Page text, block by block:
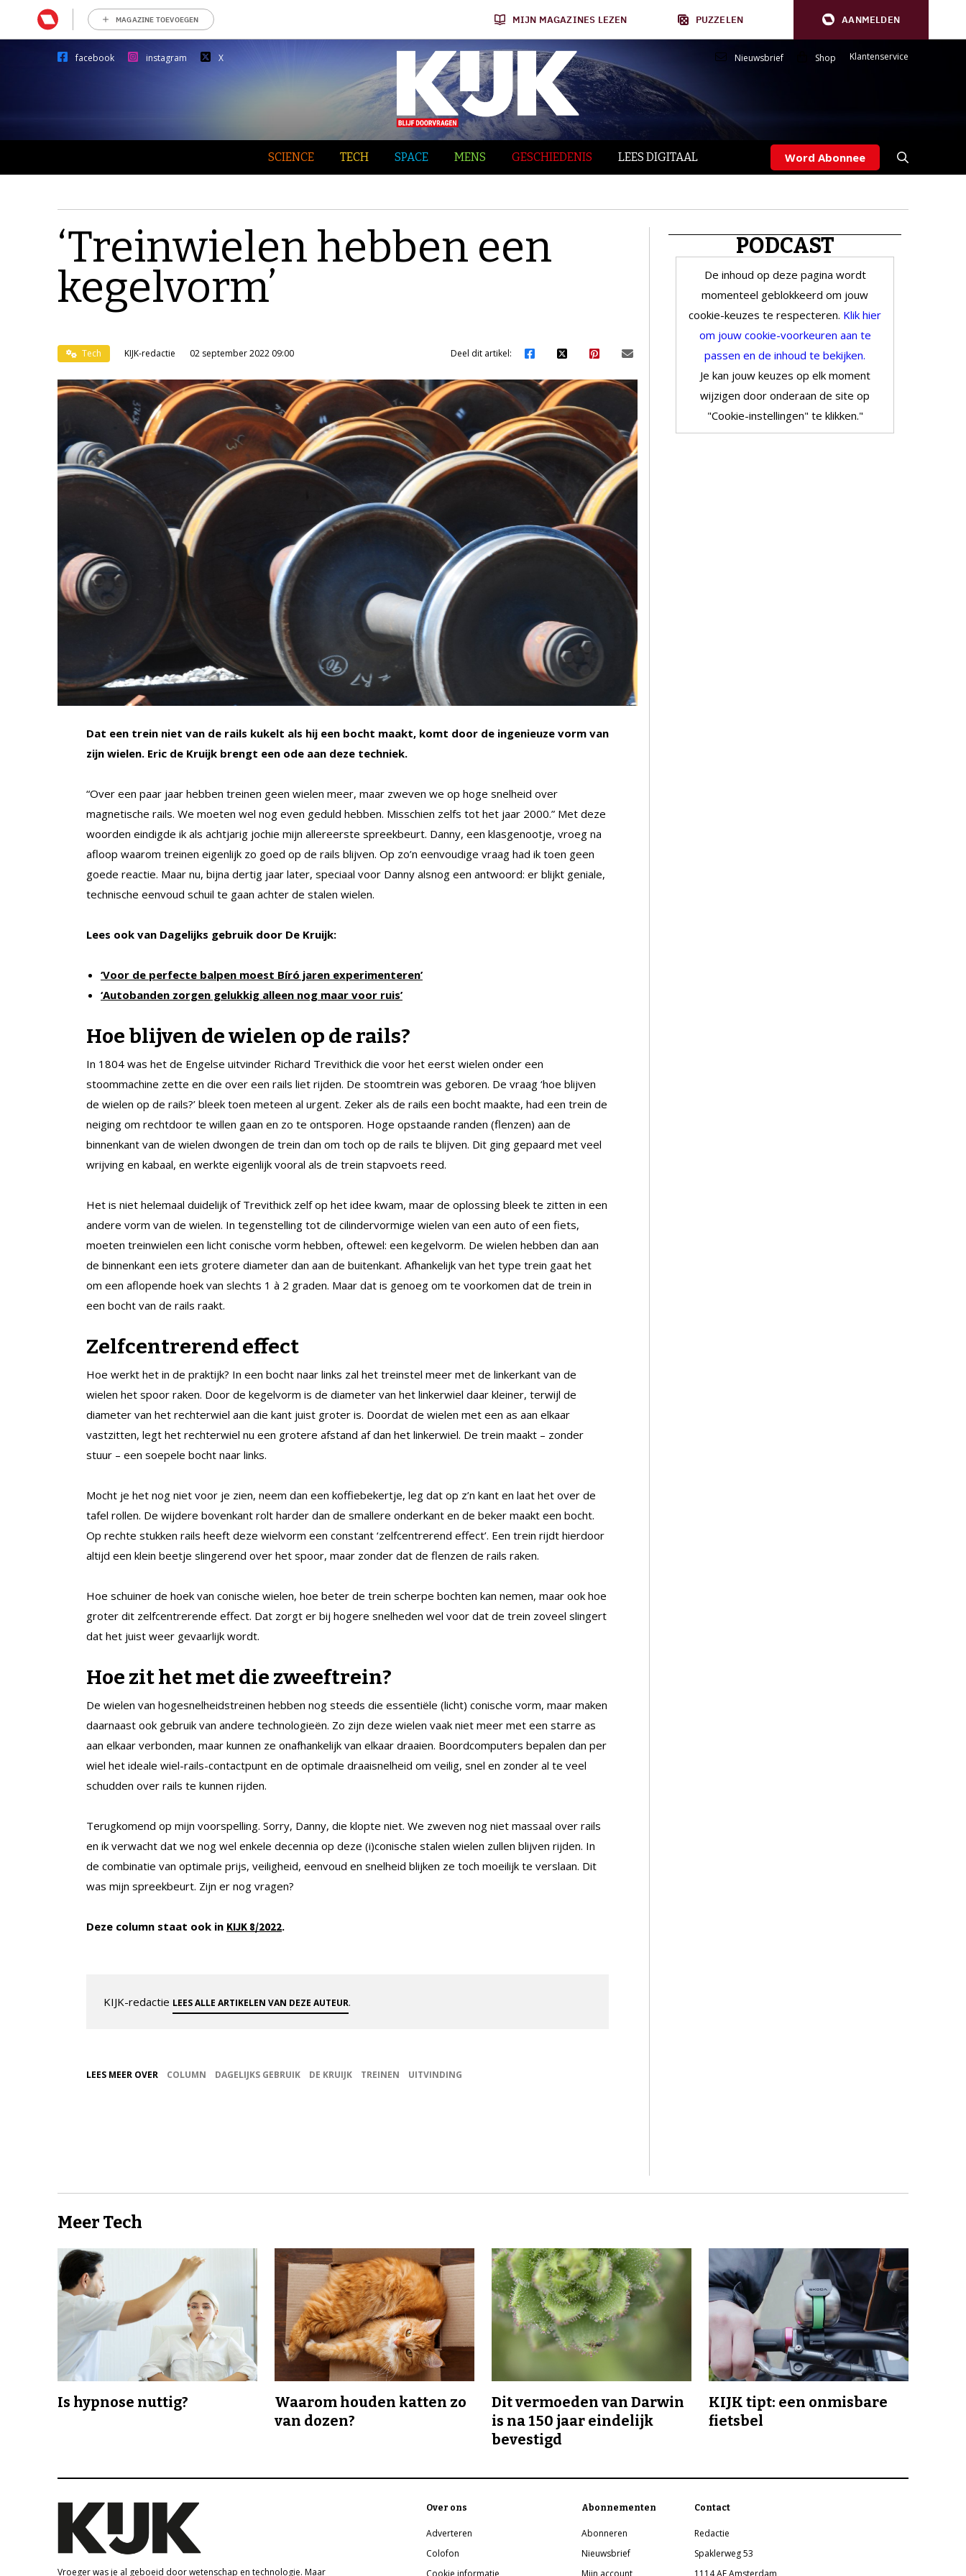
MAGAZINE TOEVOEGEN MIJN MAGAZINES LEZEN PUZZELEN AANMELDEN
facebook instagram X Nieuwsbrief Shop Klantenservice
SCIENCE TECH SPACE MENS GESCHIEDENIS LEES DIGITAAL Word Abonnee
‘Treinwielen hebben een
kegelvorm’
Tech KIJK-redactie 02 september 2022 09:00 Deel dit artikel:
Dat een trein niet van de rails kukelt als hij een bocht maakt, komt door de ingenieuze vorm van
zijn wielen. Eric de Kruijk brengt een ode aan deze techniek.
“Over een paar jaar hebben treinen geen wielen meer, maar zweven we op hoge snelheid over
magnetische rails. We moeten wel nog even geduld hebben. Misschien zelfs tot het jaar 2000.” Met deze
woorden eindigde ik als achtjarig jochie mijn allereerste spreekbeurt. Danny, een klasgenootje, vroeg na
afloop waarom treinen eigenlijk zo goed op de rails blijven. Op zo’n eenvoudige vraag had ik toen geen
goede reactie. Maar nu, bijna dertig jaar later, speciaal voor Danny alsnog een antwoord: er blijkt geniale,
technische eenvoud schuil te gaan achter de stalen wielen.
Lees ook van Dagelijks gebruik door De Kruijk:
‘Voor de perfecte balpen moest Bíró jaren experimenteren’
‘Autobanden zorgen gelukkig alleen nog maar voor ruis’
Hoe blijven de wielen op de rails?
In 1804 was het de Engelse uitvinder Richard Trevithick die voor het eerst wielen onder een
stoommachine zette en die over een rails liet rijden. De stoomtrein was geboren. De vraag ‘hoe blijven
de wielen op de rails?’ bleek toen meteen al urgent. Zeker als de rails een bocht maakte, had een trein de
neiging om rechtdoor te willen gaan en zo te ontsporen. Hoge opstaande randen (flenzen) aan de
binnenkant van de wielen dwongen de trein dan om toch op de rails te blijven. Dit ging gepaard met veel
wrijving en kabaal, en werkte eigenlijk vooral als de trein stapvoets reed.
Het is niet helemaal duidelijk of Trevithick zelf op het idee kwam, maar de oplossing bleek te zitten in een
andere vorm van de wielen. In tegenstelling tot de cilindervormige wielen van een auto of een fiets,
moeten treinwielen een licht conische vorm hebben, oftewel: een kegelvorm. De wielen hebben dan aan
de binnenkant een iets grotere diameter dan aan de buitenkant. Afhankelijk van het type trein gaat het
om een aflopende hoek van slechts 1 à 2 graden. Maar dat is genoeg om te voorkomen dat de trein in
een bocht van de rails raakt.
Zelfcentrerend effect
Hoe werkt het in de praktijk? In een bocht naar links zal het treinstel meer met de linkerkant van de
wielen het spoor raken. Door de kegelvorm is de diameter van het linkerwiel daar kleiner, terwijl de
diameter van het rechterwiel aan die kant juist groter is. Doordat de wielen met een as aan elkaar
vastzitten, legt het rechterwiel nu een grotere afstand af dan het linkerwiel. De trein maakt – zonder
stuur – een soepele bocht naar links.
Mocht je het nog niet voor je zien, neem dan een koffiebekertje, leg dat op z’n kant en laat het over de
tafel rollen. De wijdere bovenkant rolt harder dan de smallere onderkant en de beker maakt een bocht.
Op rechte stukken rails heeft deze wielvorm een constant ‘zelfcentrerend effect’. Een trein rijdt hierdoor
altijd een klein beetje slingerend over het spoor, maar zonder dat de flenzen de rails raken.
Hoe schuiner de hoek van conische wielen, hoe beter de trein scherpe bochten kan nemen, maar ook hoe
groter dit zelfcentrerende effect. Dat zorgt er bij hogere snelheden wel voor dat de trein zoveel slingert
dat het juist weer gevaarlijk wordt.
Hoe zit het met die zweeftrein?
De wielen van hogesnelheidstreinen hebben nog steeds die essentiële (licht) conische vorm, maar maken
daarnaast ook gebruik van andere technologieën. Zo zijn deze wielen vaak niet meer met een starre as
aan elkaar verbonden, maar kunnen ze onafhankelijk van elkaar draaien. Boordcomputers bepalen dan per
wiel het ideale wiel-rails-contactpunt en de optimale draaisnelheid om veilig, snel en zonder al te veel
schudden over rails te kunnen rijden.
Terugkomend op mijn voorspelling. Sorry, Danny, die klopte niet. We zweven nog niet massaal over rails
en ik verwacht dat we nog wel enkele decennia op deze (i)conische stalen wielen zullen blijven rijden. In
de combinatie van optimale prijs, veiligheid, eenvoud en snelheid blijken ze toch moeilijk te verslaan. Dit
was mijn spreekbeurt. Zijn er nog vragen?
Deze column staat ook in KIJK 8/2022.
KIJK-redactie LEES ALLE ARTIKELEN VAN DEZE AUTEUR.
LEES MEER OVER COLUMN DAGELIJKS GEBRUIK DE KRUIJK TREINEN UITVINDING
PODCAST
De inhoud op deze pagina wordt
momenteel geblokkeerd om jouw
cookie-keuzes te respecteren. Klik hier
om jouw cookie-voorkeuren aan te
passen en de inhoud te bekijken.
Je kan jouw keuzes op elk moment
wijzigen door onderaan de site op
"Cookie-instellingen" te klikken."
Meer Tech
Is hypnose nuttig?
Waarom houden katten zo
van dozen?
Dit vermoeden van Darwin
is na 150 jaar eindelijk
bevestigd
KIJK tipt: een onmisbare
fietsbel
Vroeger was je al geboeid door wetenschap en technologie. Maar
Over ons
Adverteren
Colofon
Cookie informatie
Abonnementen
Abonneren
Nieuwsbrief
Mijn account
Contact
Redactie
Spaklerweg 53
1114 AE Amsterdam